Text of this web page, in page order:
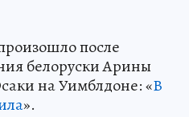
после
белоруски Арины
на Уимблдоне: «В
».